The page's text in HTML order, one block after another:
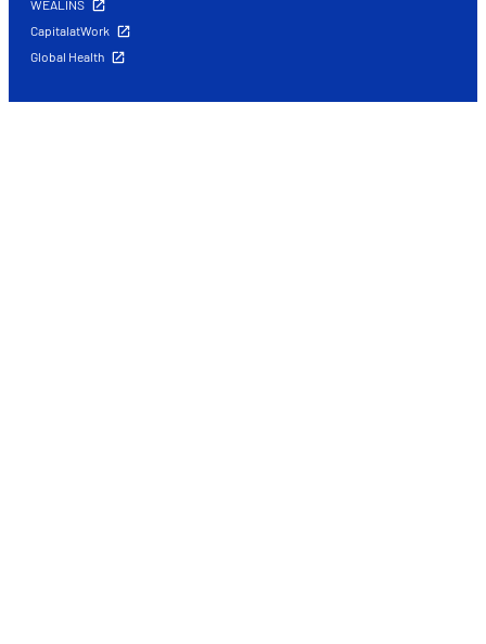
WEALINS
CapitalatWork
Global Health